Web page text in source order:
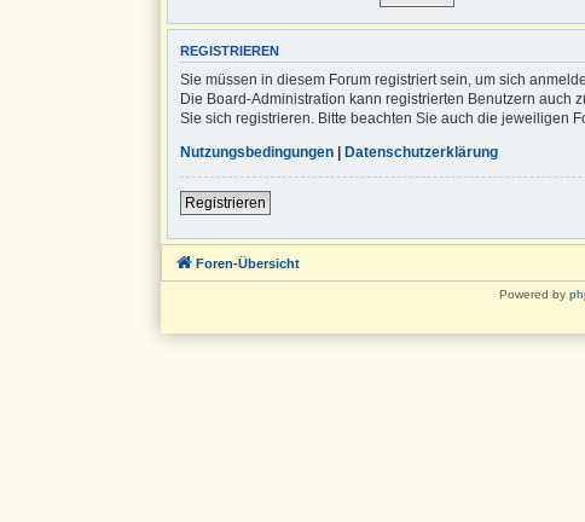
REGISTRIEREN
Sie müssen in diesem Forum registriert sein, um sich
Die Board-Administration kann registrierten Benutzern
Sie sich registrieren. Bitte beachten Sie auch die jeweiligen
Nutzungsbedingungen | Datenschutzerklärung
Registrieren
Foren-Übersicht
Powered by